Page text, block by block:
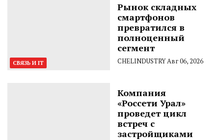
СВЯЗЬ И IT
Рынок складных
смартфонов
превратился в
полноценный
сегмент
CHELINDUSTRYАвг 06, 2026
Компания
«Россети Урал»
проведет цикл
встреч с
застройщиками